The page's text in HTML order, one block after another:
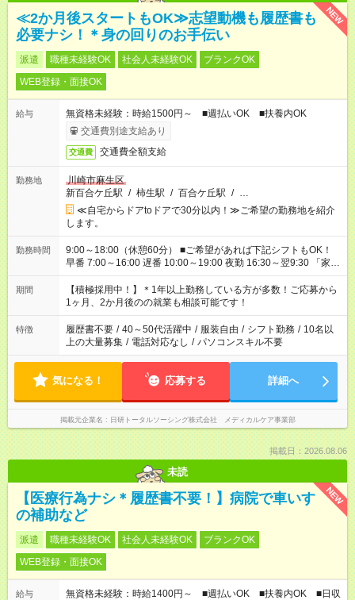
NEW
≪2か月後スタートもOK≫志望動機も履歴書も
必要ナシ！＊身の回りのお手伝い
派遣 職種未経験OK 社会人未経験OK
ブランクOK
WEB登録・面接OK
給与
無資格未経験：時給1500円～ ■週払いOK ■扶養内OK
交通費別途支給あり
交通費 交通費全額支給
勤務地
川崎市麻生区
新百合ケ丘駅 / 柿生駅 / 百合ケ丘駅 / …
≪自宅からドアtoドアで30分以内！≫ご希望の勤務地を紹介
します。
勤務時間
9:00～18:00（休憩60分） ■ご希望があれば下記シフトもOK！
早番 7:00～16:00 遅番 10:00～19:00 夜勤 16:30～翌9:30 「家族
と休みを合わせたい」 「余裕を持って夕飯の準備がしたい」
「できれば残業はしたくない」 など、ご希望を教えてください
ね。 ※Wワーク希望の方へ 今ご覧のお仕事で希望する勤務時間
と、もう1つのお仕事の勤務時間が 合計で週40時間を超える場
合は応募できません。
期間
【積極採用中！】＊1年以上勤務している方が多数！ご応募から
1ヶ月、2か月後のの就業も相談可能です！
特徴 履歴書不要 / 40～50代活躍中 / 服装自由 / シフト勤務 / 10名以
上の大量募集 / 電話対応なし / パソコンスキル不要
気になる！ 応募する 詳細へ
掲載元企業名 日研トータルソーシング株式会社 メディカルケア事業部
掲載日：2026.08.06
未読
NEW
【医療行為ナシ＊履歴書不要！】病院で車いす
の補助など
派遣 職種未経験OK 社会人未経験OK
ブランクOK
WEB登録・面接OK
給与
無資格未経験：時給1400円～ ■週払いOK ■扶養内OK ■日収